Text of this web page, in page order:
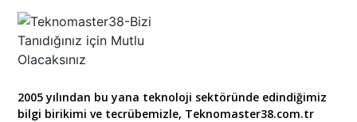
2005 yılından bu yana teknoloji sektöründe edindiğimiz
bilgi birikimi ve tecrübemizle, Teknomaster38.com.tr